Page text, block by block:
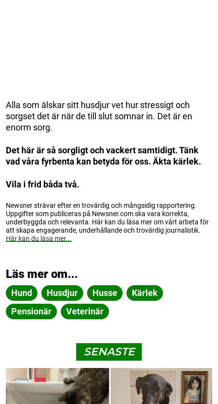
Alla som älskar sitt husdjur vet hur stressigt och
sorgset det är när de till slut somnar in. Det är en
enorm sorg.
Det här är så sorgligt och vackert samtidigt. Tänk
vad våra fyrbenta kan betyda för oss. Äkta kärlek.
Vila i frid båda två.
Newsner strävar efter en trovärdig och mångsidig rapportering.
Uppgifter som publiceras på Newsner.com ska vara korrekta,
underbyggda och relevanta. Här kan du läsa mer om vårt arbeta för
att skapa engagerande, underhållande och trovärdig journalistik.
Här kan du läsa mer...
Läs mer om...
Hund Husdjur Husse
Kärlek
Pensionär
Veterinär
SENASTE